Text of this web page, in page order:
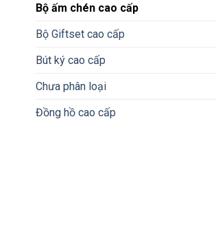
Bộ ấm chén cao cấp
Bộ Giftset cao cấp
Bút ký cao cấp
Chưa phân loại
Đồng hồ cao cấp